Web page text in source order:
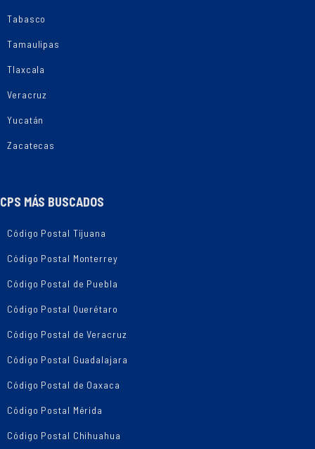
Tabasco
Tamaulipas
Tlaxcala
Veracruz
Yucatán
Zacatecas
CPS MÁS BUSCADOS
Código Postal Tijuana
Código Postal Monterrey
Código Postal de Puebla
Código Postal Querétaro
Código Postal de Veracruz
Código Postal Guadalajara
Código Postal de Oaxaca
Código Postal Mérida
Código Postal Chihuahua